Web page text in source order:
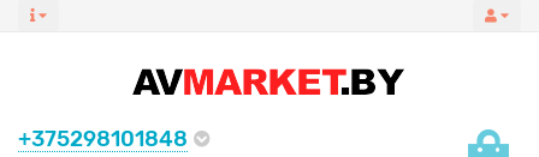
+375298101848